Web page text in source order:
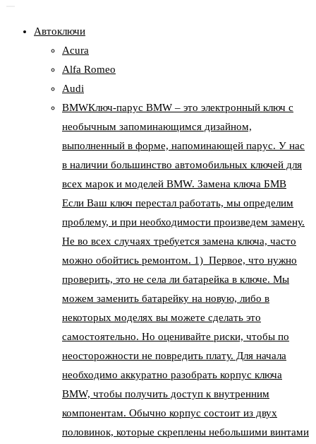
Автоключи
Acura
Alfa Romeo
Audi
BMWКлюч-парус BMW – это электронный ключ с
необычным запоминающимся дизайном,
выполненный в форме, напоминающей парус. У нас
в наличии большинство автомобильных ключей для
всех марок и моделей BMW. Замена ключа БМВ
Если Ваш ключ перестал работать, мы определим
проблему, и при необходимости произведем замену.
Не во всех случаях требуется замена ключа, часто
можно обойтись ремонтом. 1) Первое, что нужно
проверить, это не села ли батарейка в ключе. Мы
можем заменить батарейку на новую, либо в
некоторых моделях вы можете сделать это
самостоятельно. Но оценивайте риски, чтобы по
неосторожности не повредить плату. Для начала
необходимо аккуратно разобрать корпус ключа
BMW, чтобы получить доступ к внутренним
компонентам. Обычно корпус состоит из двух
половинок, которые скреплены небольшими винтами